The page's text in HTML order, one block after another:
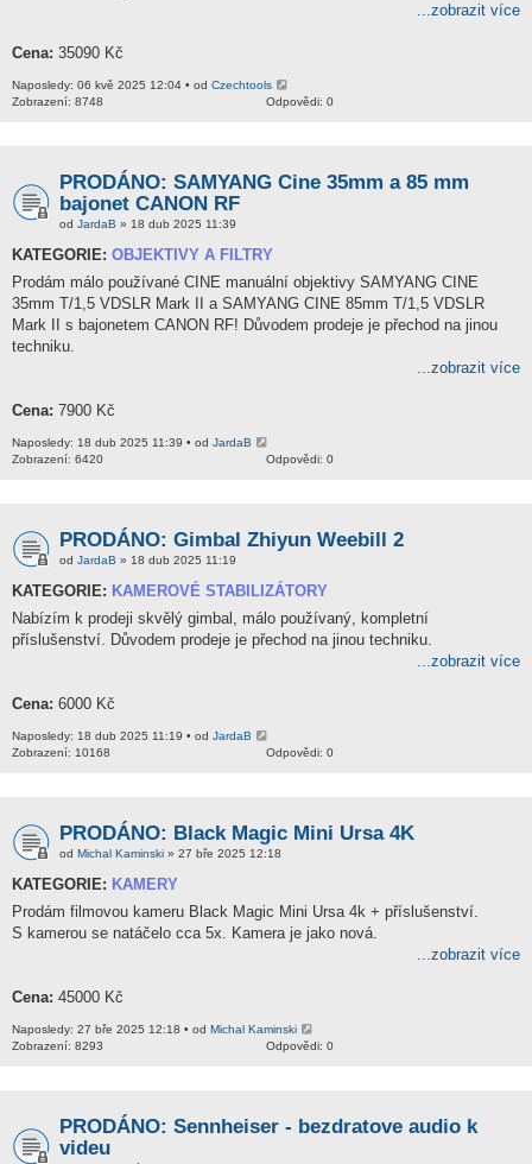
...zobrazit více
Cena: 35090 Kč
Naposledy: 06 kvě 2025 12:04 • od Czechtools
Odpovědi: 0
Zobrazení: 8748
PRODÁNO: SAMYANG Cine 35mm a 85 mm
bajonet CANON RF
od JardaB » 18 dub 2025 11:39
KATEGORIE: OBJEKTIVY A FILTRY
Prodám málo používané CINE manuální objektivy SAMYANG CINE
35mm T/1,5 VDSLR Mark II a SAMYANG CINE 85mm T/1,5 VDSLR
Mark II s bajonetem CANON RF! Důvodem prodeje je přechod na jinou
techniku.
...zobrazit více
Cena: 7900 Kč
Naposledy: 18 dub 2025 11:39 • od JardaB
Odpovědi: 0
Zobrazení: 6420
PRODÁNO: Gimbal Zhiyun Weebill 2
od JardaB » 18 dub 2025 11:19
KATEGORIE: KAMEROVÉ STABILIZÁTORY
Nabízím k prodeji skvělý gimbal, málo používaný, kompletní
příslušenství. Důvodem prodeje je přechod na jinou techniku.
...zobrazit více
Cena: 6000 Kč
Naposledy: 18 dub 2025 11:19 • od JardaB
Odpovědi: 0
Zobrazení: 10168
PRODÁNO: Black Magic Mini Ursa 4K
od Michal Kaminski » 27 bře 2025 12:18
KATEGORIE: KAMERY
Prodám filmovou kameru Black Magic Mini Ursa 4k + příslušenství.
S kamerou se natáčelo cca 5x. Kamera je jako nová.
...zobrazit více
Cena: 45000 Kč
Naposledy: 27 bře 2025 12:18 • od Michal Kaminski
Odpovědi: 0
Zobrazení: 8293
PRODÁNO: Sennheiser - bezdratove audio k
videu